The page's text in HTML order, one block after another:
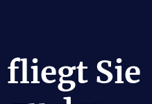
fliegt Sie